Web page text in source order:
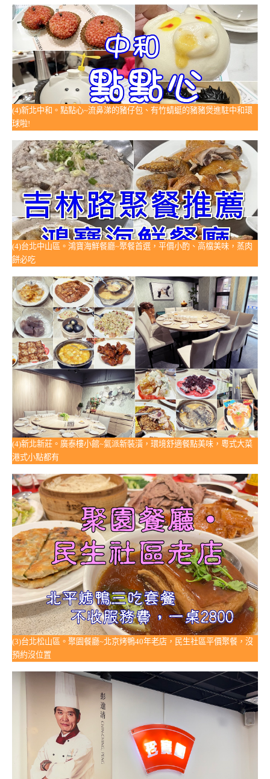
(4)新北中和。點點心~流鼻涕的豬仔包、有竹蜻蜓的豬豬煲進駐中和環
球啦!
(4)台北中山區。鴻寶海鮮餐廳~聚餐首選，平價小酌、高檔美味，蒸肉
餅必吃
(4)新北新莊。廣泰樓小館~氣派新裝潢，環境舒適餐點美味，粵式大菜
港式小點都有
(3)台北松山區。聚園餐廳~北京烤鴨40年老店，民生社區平價聚餐，沒
預約沒位置